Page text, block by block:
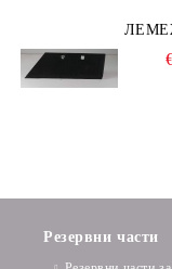
Резервни части